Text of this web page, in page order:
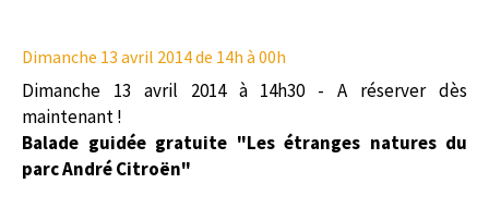
Dimanche 13 avril 2014de 14h à 00h
Dimanche 13 avril 2014 à 14h30 - A réserver dès
maintenant !
Balade guidée gratuite "Les étranges natures du
parc André Citroën"